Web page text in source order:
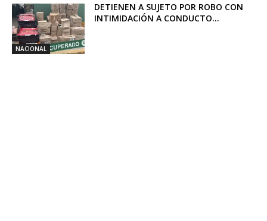
NACIONAL
DETIENEN A SUJETO POR ROBO CON
INTIMIDACIÓN A CONDUCTO...